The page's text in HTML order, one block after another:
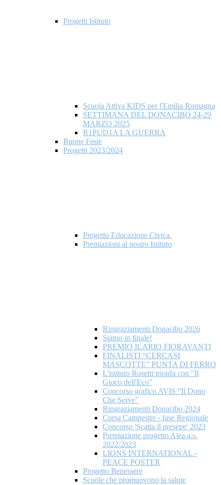
Progetti Istituto
Scuola Attiva KIDS per l'Emilia Romagna
SETTIMANA DEL DONACIBO 24-29
MARZO 2025
R1PUD1A LA GUERRA
Buone Feste
Progetti 2023/2024
Progetto Educazione Civica.
Premiazioni al nostro Istituto
Ringraziamenti Donacibo 2026
Siamo in finale!
PREMIO ILARIO FIORAVANTI
FINALISTI “CERCASI
MASCOTTE” PUNTA DI FERRO
L'istituto Rosetti trionfa con "Il
Gioco dell'Eco"
Concorso grafico AVIS “Il Dono
Che Serve"
Ringraziamenti Donacibo 2024
Corsa Campestre - fase Regionale
Concorso 'Scatta il presepe' 2023
Premiazione progetto Alea a.s.
2022/2023
LIONS INTERNATIONAL -
PEACE POSTER
Progetto Benessere
Scuole che promuovono la salute